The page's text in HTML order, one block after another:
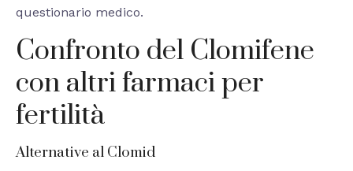
questionario medico.
Confronto del Clomifene
con altri farmaci per
fertilità
Alternative al Clomid